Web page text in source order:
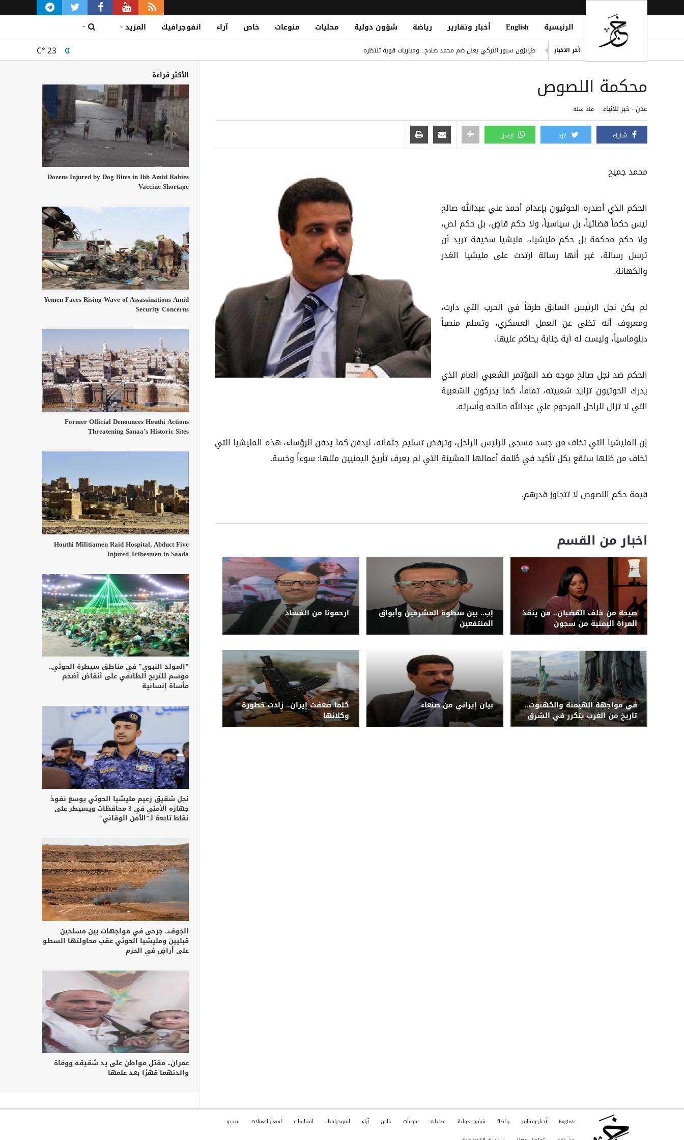
الرئيسية English أخبار وتقارير رياضة شؤون دولية محليات منوعات خاص آراء انفوجرافيك المزيد
آخر الاخبار
طرابزون سبور التركي يعلن ضم محمد صلاح.. ومباريات قوية تنتظره
C° 23
محكمة اللصوص
عدن - خبر للأنباء: منذ سنة
شارك غرد ارسل
محمد جميح
الحكم الذي أصدره الحوثيون بإعدام أحمد علي عبدالله صالح
ليس حكماً قضائياً، بل سياسياً، ولا حكم قاضٍ، بل حكم لص،
ولا حكم محكمة بل حكم مليشيا،، مليشيا سخيفة تريد أن
ترسل رسالة، غير أنها رسالة ارتدت على مليشيا الغدر
والكهانة.
لم يكن نجل الرئيس السابق طرفاً في الحرب التي دارت،
ومعروف أنه تخلى عن العمل العسكري، وتسلم منصباً
دبلوماسياً، وليست له أية جنابة يحاكم عليها.
الحكم ضد نجل صالح موجه ضد المؤتمر الشعبي العام الذي
يدرك الحوثيون تزايد شعبيته، تماماً، كما يدركون الشعبية
التي لا تزال للراحل المرحوم علي عبدالله صالحه وأسرته.
إن المليشيا التي تخاف من جسد مسجى للرئيس الراحل، وترفض تسليم جثمانه، ليدفن كما يدفن الرؤساء، هذه المليشيا التي
تخاف من ظلها ستقع بكل تأكيد في ظُلمة أعمالها المشينة التي لم يعرف تأريخ اليمنيين مثلها: سوءاً وخسة.
قيمة حكم اللصوص لا تتجاوز قدرهم.
اخبار من القسم
صيحة من خلف القضبان.. من ينقذ
المرأة اليمنية من سجون
الحوثيين؟
إب.. بين سطوة المشرفين وأبواق
المنتفعين
ارحمونا من الفساد
في مواجهة الهيمنة والكهنوت..
تاريخ من الغرب يتكرر في الشرق
بيان إيراني من صنعاء كلما ضعفت إيران.. زادت خطورة
وكلائها
الأكثر قراءة
Dozens Injured by Dog Bites in Ibb Amid Rabies
Vaccine Shortage
Yemen Faces Rising Wave of Assassinations Amid
Security Concerns
Former Official Denounces Houthi Actions
Threatening Sanaa's Historic Sites
Houthi Militiamen Raid Hospital, Abduct Five
Injured Tribesmen in Saada
"المولد النبوي" في مناطق سيطرة الحوثي..
موسم للتربح الطائفي على أنقاض أضخم
مأساة إنسانية
نجل شقيق زعيم مليشيا الحوثي يوسع نفوذ
جهازه الأمني في 3 محافظات ويسيطر على
نقاط تابعة لـ"الأمن الوقائي"
الجوف.. جرحى في مواجهات بين مسلحين
قبليين ومليشيا الحوثي عقب محاولتها السطو
على أراضٍ في الحزم
عمران.. مقتل مواطن على يد شقيقه ووفاة
والدتهما قهرًا بعد علمها
English أخبار وتقارير رياضة شؤون دولية محليات منوعات خاص آراء انفوجرافيك اقتباسات اسعار العملات فيديو